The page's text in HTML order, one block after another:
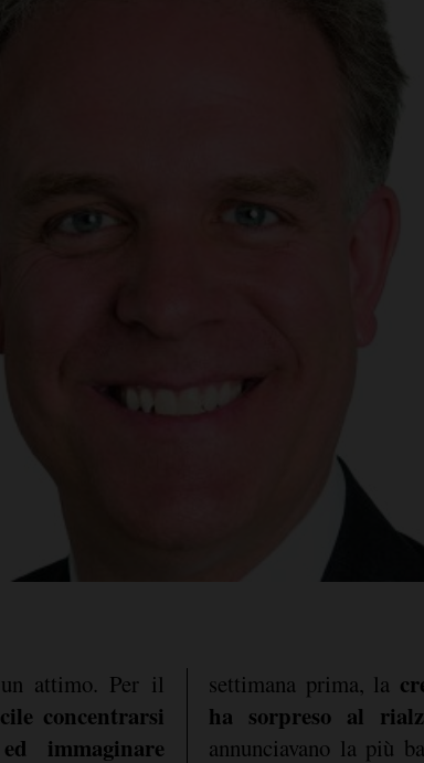
attimo. Per il
concentrarsi
immaginare
settimana prima, la
ha sorpreso al
annunciavano la più